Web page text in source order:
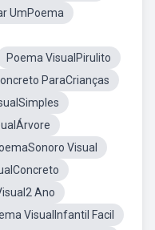
UmPoema
Poema VisualPirulito
ParaCrianças
Visual
Ano
VisualInfantil Facil